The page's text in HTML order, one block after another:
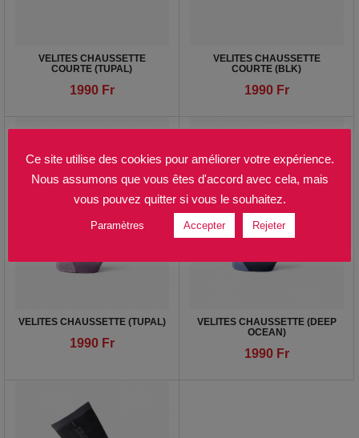
VELITES CHAUSSETTE
COURTE (TUPAL)
1990 Fr
VELITES CHAUSSETTE
COURTE (BLK)
1990 Fr
VELITES CHAUSSETTE (TUPAL)
1990 Fr
VELITES CHAUSSETTE (DEEP
OCEAN)
1990 Fr
Ce site utilise des cookies pour améliorer votre expérience.
Nous assumons que vous êtes d'accord avec cela, mais
vous pouvez quitter si vous le souhaitez.
Paramètres Accepter Rejeter